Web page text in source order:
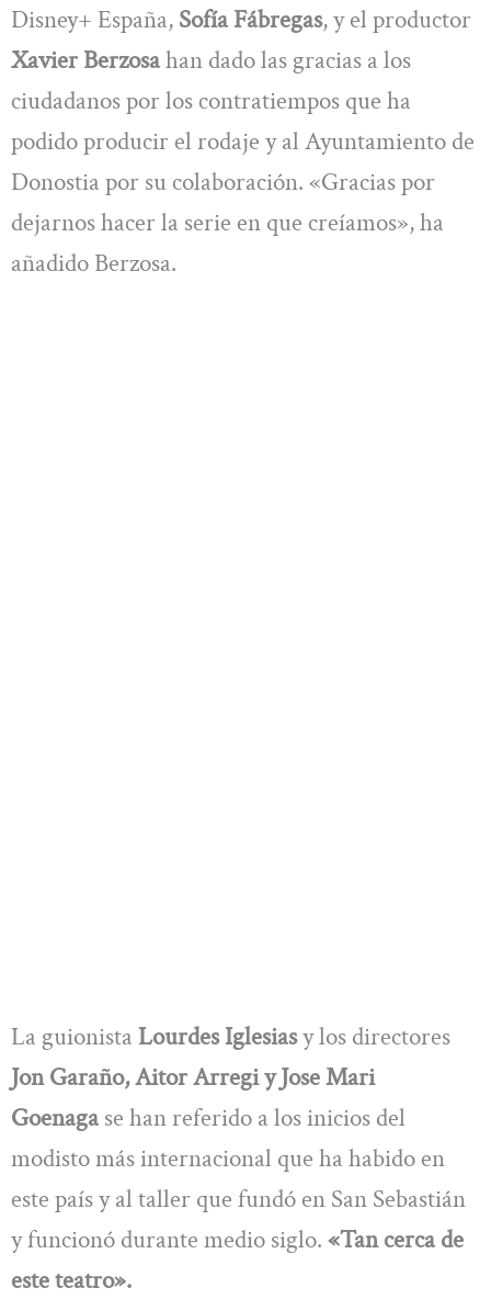
Disney+ España, Sofía Fábregas, y el productor
Xavier Berzosahan dado las gracias a los
ciudadanos por los contratiempos que ha
podido producir el rodaje y al Ayuntamiento de
Donostia por su colaboración. «Gracias por
dejarnos hacer la serie en que creíamos», ha
añadido Berzosa.
La guionista Lourdes Iglesiasy los directores
Jon Garaño, Aitor Arregi y Jose Mari
Goenagase han referido a los inicios del
modisto más internacional que ha habido en
este país y al taller que fundó en San Sebastián
y funcionó durante medio siglo. «Tan cerca de
este teatro».